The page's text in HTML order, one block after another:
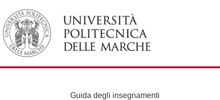
Guida degli insegnamenti